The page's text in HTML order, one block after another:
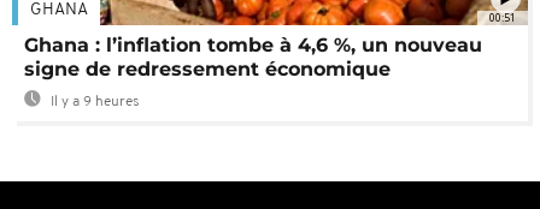
00:51
GHANA
Ghana : l’inflation tombe à 4,6 %, un nouveau
signe de redressement économique
Il y a 9 heures